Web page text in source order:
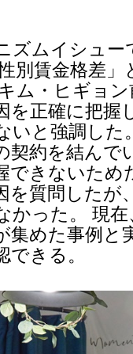
ズムイシュー
別賃金格差
ム・ヒギョ
を正確に把握
いと強調した
契約を結んで
できないため
を質問したが
かった。 現
集めた事例と
できる。